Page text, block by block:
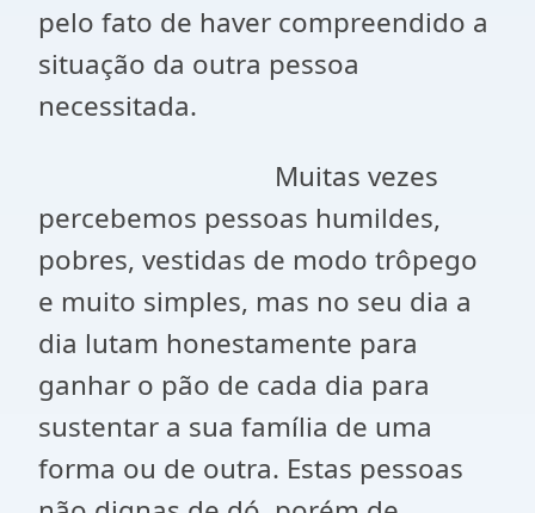
pelo fato de haver compreendido a
situação da outra pessoa
necessitada.
Muitas vezes
percebemos pessoas humildes,
pobres, vestidas de modo trôpego
e muito simples, mas no seu dia a
dia lutam honestamente para
ganhar o pão de cada dia para
sustentar a sua família de uma
forma ou de outra. Estas pessoas